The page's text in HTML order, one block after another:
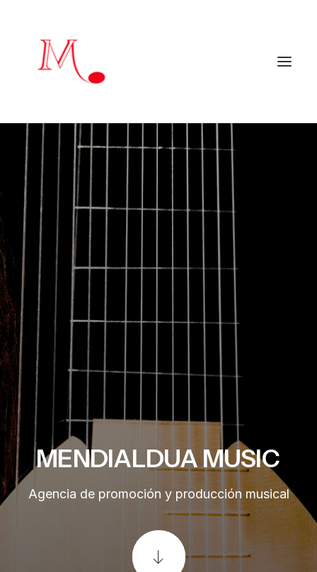
Mendialdua Music
Artistas
Agenda
Críticas y reseñas
Artistas colaboradores
Programadores
Contacto
EN
mendialduamusic@gmail.com
MENDIALDUAMUSIC
Agencia de promoción y producción musical